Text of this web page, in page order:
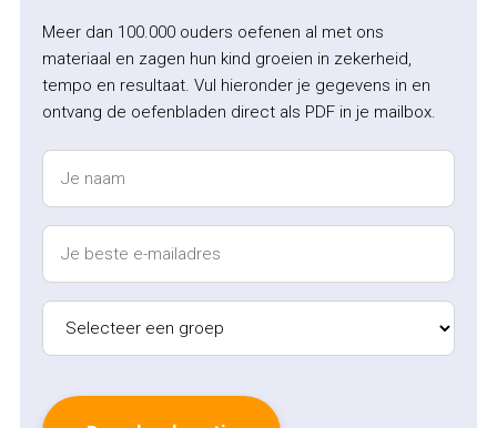
Meer dan 100.000 ouders oefenen al met ons
materiaal en zagen hun kind groeien in zekerheid,
tempo en resultaat. Vul hieronder je gegevens in en
ontvang de oefenbladen direct als PDF in je mailbox.